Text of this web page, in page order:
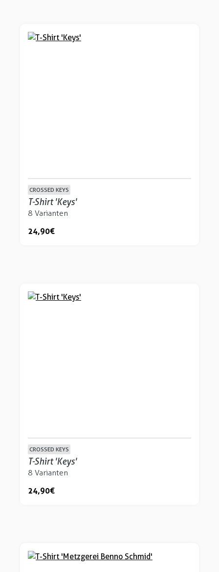
CROSSED KEYS
T-Shirt 'Keys'
8 Varianten
24,90 €
CROSSED KEYS
T-Shirt 'Keys'
8 Varianten
24,90 €